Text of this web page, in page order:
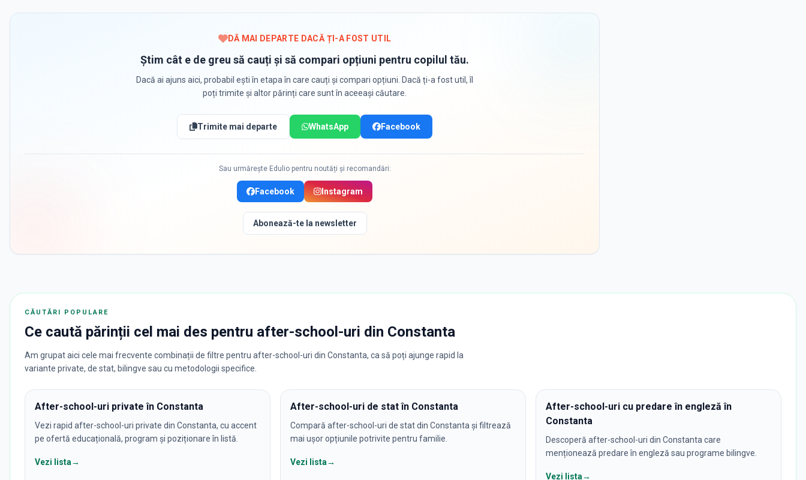
DĂ MAI DEPARTE DACĂ ȚI-A FOST UTIL
Știm cât e de greu să cauți și să compari opțiuni pentru copilul tău.
Dacă ai ajuns aici, probabil ești în etapa în care cauți și compari opțiuni. Dacă ți-a fost util, îl
poți trimite și altor părinți care sunt în aceeași căutare.
Trimite mai departe WhatsApp Facebook
Sau urmărește Edulio pentru noutăți și recomandări:
Facebook Instagram
Abonează-te la newsletter
CĂUTĂRI POPULARE
Ce caută părinții cel mai des pentru after-school-uri din Constanta
Am grupat aici cele mai frecvente combinații de filtre pentru after-school-uri din Constanta, ca să poți ajunge rapid la
variante private, de stat, bilingve sau cu metodologii specifice.
After-school-uri private în Constanta
Vezi rapid after-school-uri private din Constanta, cu accent
pe ofertă educațională, program și poziționare în listă.
Vezi lista→
After-school-uri de stat în Constanta
Compară after-school-uri de stat din Constanta și filtrează
mai ușor opțiunile potrivite pentru familie.
Vezi lista→
After-school-uri cu predare în engleză în
Constanta
Descoperă after-school-uri din Constanta care
menționează predare în engleză sau programe bilingve.
Vezi lista→